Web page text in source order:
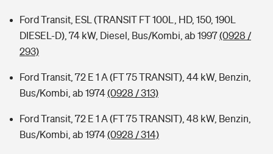
Ford Transit, ESL (TRANSIT FT 100L, HD, 150, 190L
DIESEL-D), 74 kW, Diesel, Bus/Kombi, ab 1997(0928 /
293)
Ford Transit, 72 E 1 A (FT 75 TRANSIT), 44 kW, Benzin,
Bus/Kombi, ab 1974(0928 / 313)
Ford Transit, 72 E 1 A (FT 75 TRANSIT), 48 kW, Benzin,
Bus/Kombi, ab 1974(0928 / 314)